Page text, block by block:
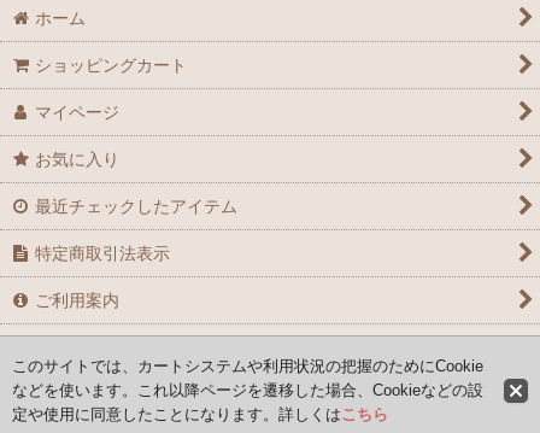
ホーム
ショッピングカート
マイページ
お気に入り
最近チェックしたアイテム
特定商取引法表示
ご利用案内
Copyright (C) 2008-2026 AYAFRANCE All Rights Reserved
このサイトでは、カートシステムや利用状況の把握のためにCookie
などを使います。これ以降ページを遷移した場合、Cookieなどの設
定や使用に同意したことになります。詳しくはこちら